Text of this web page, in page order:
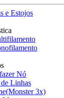
e Estojos
Nó
Linhas
3x)